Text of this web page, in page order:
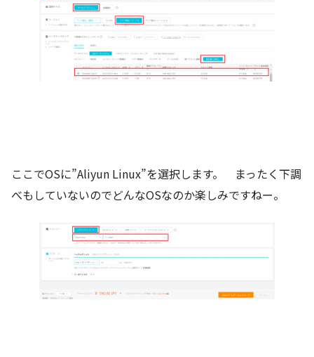
ここでOSに”Aliyun Linux”を選択します。 まったく下調
べもしていないのでどんなOSなのか楽しみですねー。